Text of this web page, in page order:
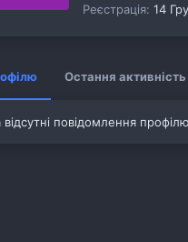
Реєстрація 14
Остання активність
повідомлення